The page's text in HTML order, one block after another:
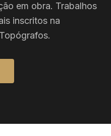
em obra. Trabalhos
inscritos na